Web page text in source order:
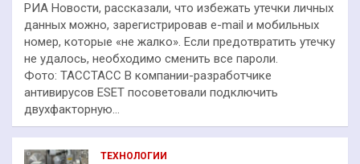
РИА Новости, рассказали, что избежать утечки личных
данных можно, зарегистрировав e-mail и мобильных
номер, которые «не жалко». Если предотвратить утечку
не удалось, необходимо сменить все пароли.
Фото: ТАССТАСС В компании-разработчике
антивирусов ESET посоветовали подключить
двухфакторную…
ТЕХНОЛОГИИ